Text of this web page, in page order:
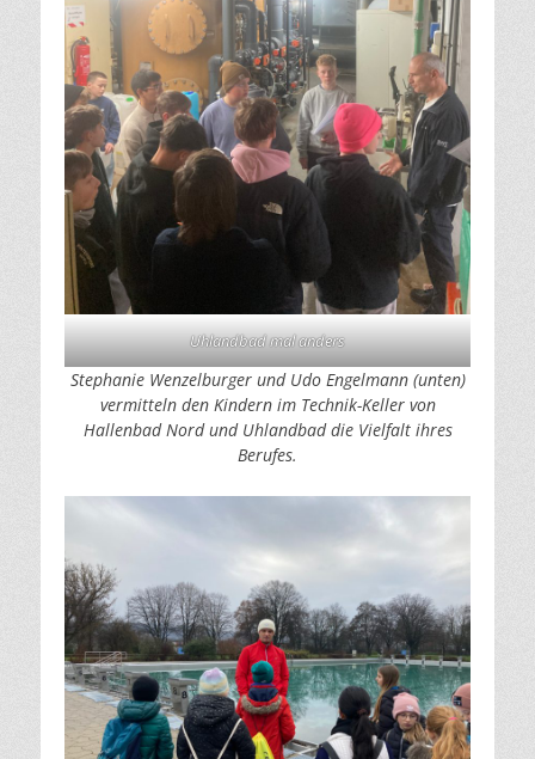
Uhlandbad mal anders
Stephanie Wenzelburger und Udo Engelmann (unten)
vermitteln den Kindern im Technik-Keller von
Hallenbad Nord und Uhlandbad die Vielfalt ihres
Berufes.